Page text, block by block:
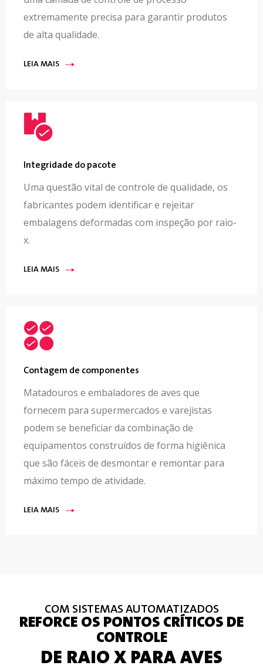
extremamente precisa para garantir produtos
de alta qualidade.
LEIA MAIS
Integridade do pacote
Uma questão vital de controle de qualidade, os
fabricantes podem identificar e rejeitar
embalagens deformadas com inspeção por raio-
x.
LEIA MAIS
Contagem de componentes
Matadouros e embaladores de aves que
fornecem para supermercados e varejistas
podem se beneficiar da combinação de
equipamentos construídos de forma higiênica
que são fáceis de desmontar e remontar para
máximo tempo de atividade.
LEIA MAIS
COM SISTEMAS AUTOMATIZADOS
REFORCE OS PONTOS CRÍTICOS DE
CONTROLE
DE RAIO X PARA AVES